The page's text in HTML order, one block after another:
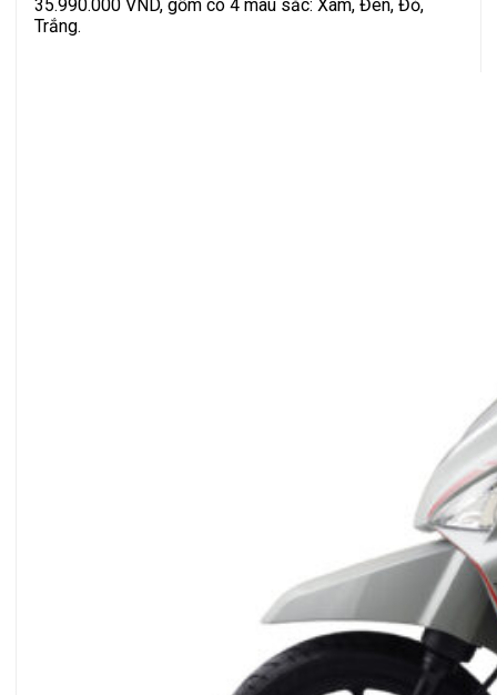
35.990.000 VND, gồm có 4 màu sắc: Xám, Đen, Đỏ,
Trắng.